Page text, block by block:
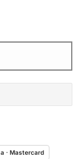
· Mastercard